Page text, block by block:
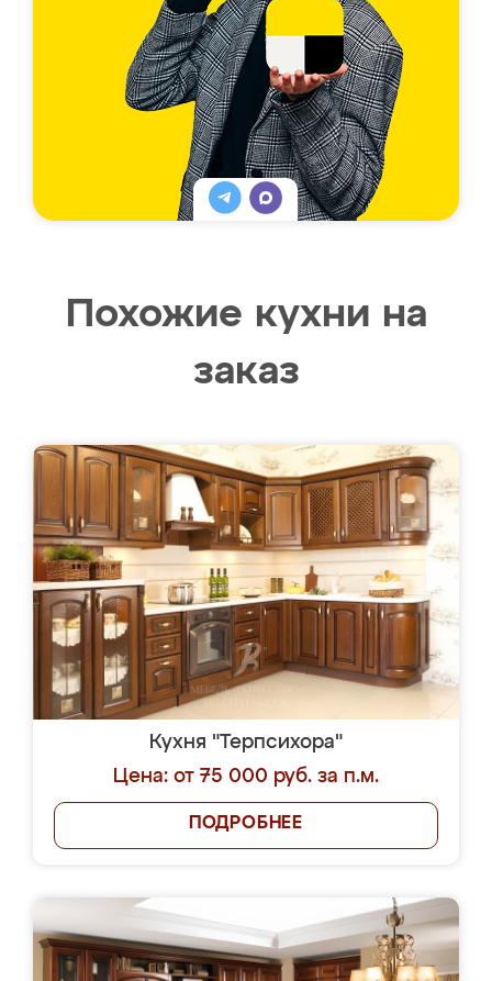
Похожие кухни на
заказ
Кухня "Терпсихора"
Цена: от 75 000 руб. за п.м.
ПОДРОБНЕЕ